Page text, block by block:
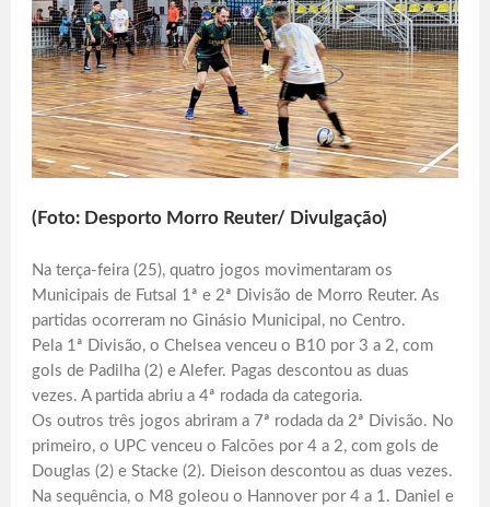
(Foto: Desporto Morro Reuter/ Divulgação)
Na terça-feira (25), quatro jogos movimentaram os
Municipais de Futsal 1ª e 2ª Divisão de Morro Reuter. As
partidas ocorreram no Ginásio Municipal, no Centro.
Pela 1ª Divisão, o Chelsea venceu o B10 por 3 a 2, com
gols de Padilha (2) e Alefer. Pagas descontou as duas
vezes. A partida abriu a 4ª rodada da categoria.
Os outros três jogos abriram a 7ª rodada da 2ª Divisão. No
primeiro, o UPC venceu o Falcões por 4 a 2, com gols de
Douglas (2) e Stacke (2). Dieison descontou as duas vezes.
Na sequência, o M8 goleou o Hannover por 4 a 1. Daniel e